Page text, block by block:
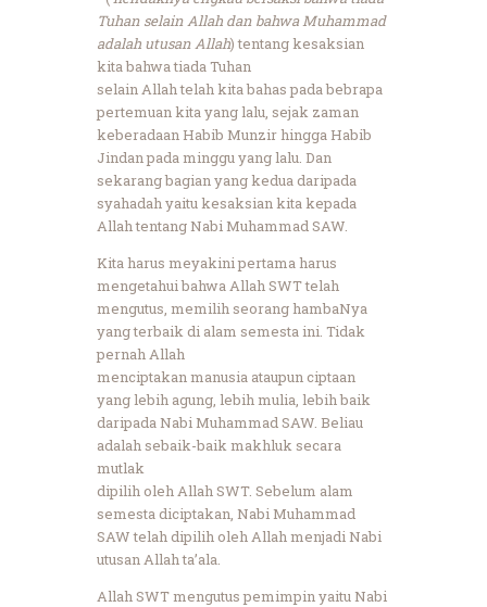
Tuhan selain Allah dan bahwa Muhammad
adalah utusan Allah) tentang kesaksian
kita bahwa tiada Tuhan
selain Allah telah kita bahas pada bebrapa
pertemuan kita yang lalu, sejak zaman
keberadaan Habib Munzir hingga Habib
Jindan pada minggu yang lalu. Dan
sekarang bagian yang kedua daripada
syahadah yaitu kesaksian kita kepada
Allah tentang Nabi Muhammad SAW.
Kita harus meyakini pertama harus
mengetahui bahwa Allah SWT telah
mengutus, memilih seorang hambaNya
yang terbaik di alam semesta ini. Tidak
pernah Allah
menciptakan manusia ataupun ciptaan
yang lebih agung, lebih mulia, lebih baik
daripada Nabi Muhammad SAW. Beliau
adalah sebaik-baik makhluk secara
mutlak
dipilih oleh Allah SWT. Sebelum alam
semesta diciptakan, Nabi Muhammad
SAW telah dipilih oleh Allah menjadi Nabi
utusan Allah ta’ala.
Allah SWT mengutus pemimpin yaitu Nabi